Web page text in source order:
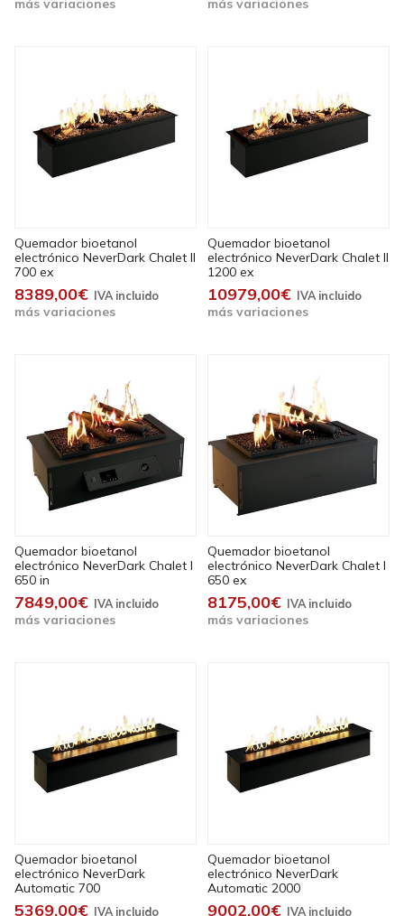
más variaciones más variaciones
Quemador bioetanol
electrónico NeverDark Chalet II
700 ex
8389,00€
más variaciones
Quemador bioetanol
electrónico NeverDark Chalet II
1200 ex
10979,00€
más variaciones
Quemador bioetanol
electrónico NeverDark Chalet I
650 in
7849,00€
más variaciones
Quemador bioetanol
electrónico NeverDark Chalet I
650 ex
8175,00€
más variaciones
Quemador bioetanol
electrónico NeverDark
Automatic 700
5369,00€
Quemador bioetanol
electrónico NeverDark
Automatic 2000
9002,00€